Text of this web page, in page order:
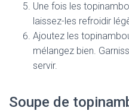
Une fois les
laissez-les refroidir
Ajoutez les
mélangez bien.
servir.
Soupe de